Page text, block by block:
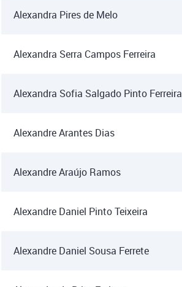
Alexandra Pires de Melo
Alexandra Serra Campos Ferreira
Alexandra Sofia Salgado Pinto Ferreira
Alexandre Arantes Dias
Alexandre Araújo Ramos
Alexandre Daniel Pinto Teixeira
Alexandre Daniel Sousa Ferrete